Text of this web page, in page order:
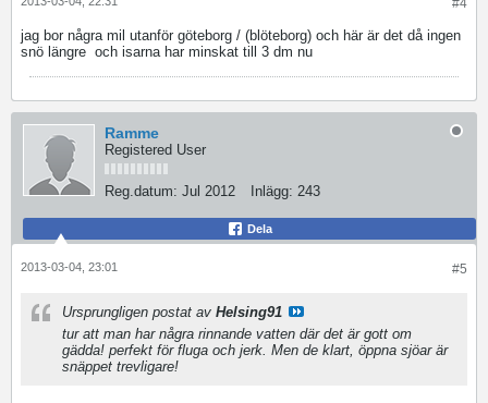
#4
jag bor några mil utanför göteborg / (blöteborg) och här är det då ingen
snö längre och isarna har minskat till 3 dm nu
Ramme
Registered User
Reg.datum: Jul 2012 Inlägg: 243
Dela
#5
2013-03-04, 23:01
Ursprungligen postat av Helsing91
tur att man har några rinnande vatten där det är gott om
gädda! perfekt för fluga och jerk. Men de klart, öppna sjöar är
snäppet trevligare!